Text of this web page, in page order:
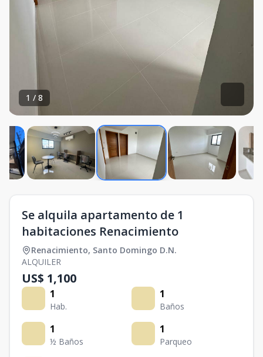
1 / 8
Se alquila apartamento de 1
habitaciones Renacimiento
Renacimiento, Santo Domingo D.N.
ALQUILER
US$ 1,100
1
Hab.
1
Baños
1
½ Baños
1
Parqueo